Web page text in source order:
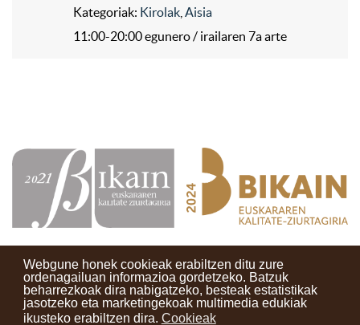
Webgune honek cookieak erabiltzen ditu zure
ordenagailuan informazioa gordetzeko. Batzuk
beharrezkoak dira nabigatzeko, besteak estatistikak
jasotzeko eta marketingekoak multimedia edukiak
ikusteko erabiltzen dira. Cookieak
Kategoriak: Kirolak Aisia
11:00-20:00 egunero / irailaren 7a arte
Kontaktuak Erabilera baldintzak Lege oharra
Berriak